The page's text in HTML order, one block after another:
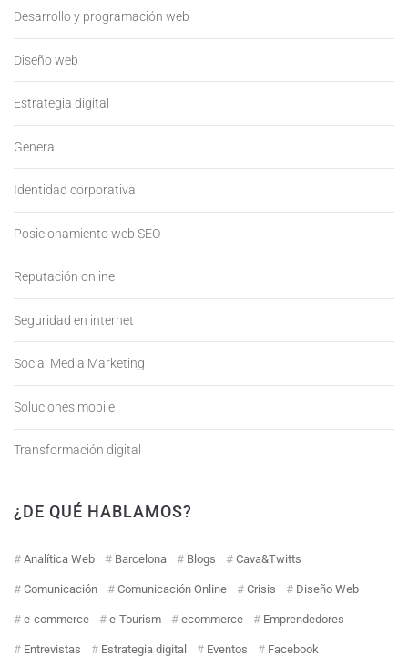
Desarrollo y programación web
Diseño web
Estrategia digital
General
Identidad corporativa
Posicionamiento web SEO
Reputación online
Seguridad en internet
Social Media Marketing
Soluciones mobile
Transformación digital
¿DE QUÉ HABLAMOS?
Analítica Web Barcelona Blogs Cava&Twitts
Comunicación Comunicación Online Crisis Diseño Web
e-commerce e-Tourism ecommerce Emprendedores
Entrevistas Estrategia digital Eventos Facebook